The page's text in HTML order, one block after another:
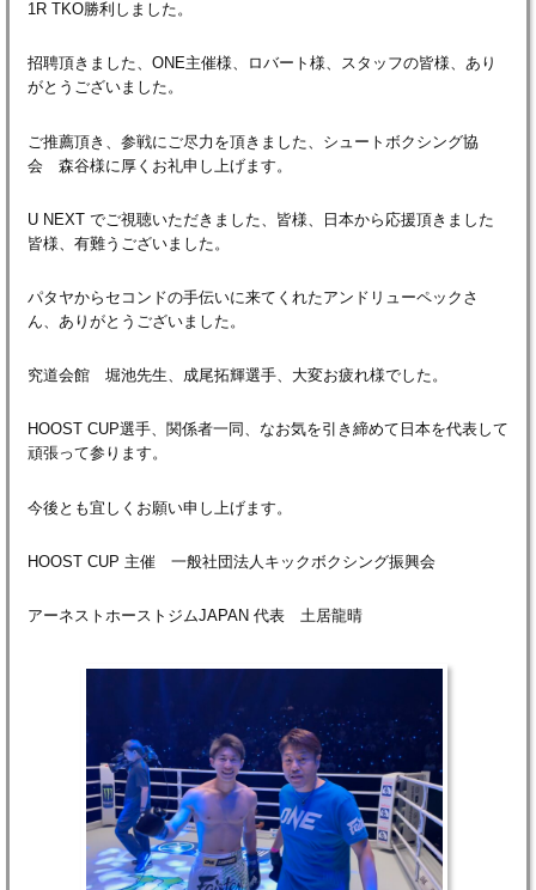
1R TKO勝利しました。
招聘頂きました、ONE主催様、ロバート様、スタッフの皆様、あり
がとうございました。
ご推薦頂き、参戦にご尽力を頂きました、シュートボクシング協
会 森谷様に厚くお礼申し上げます。
U NEXT でご視聴いただきました、皆様、日本から応援頂きました
皆様、有難うございました。
パタヤからセコンドの手伝いに来てくれたアンドリューペックさ
ん、ありがとうございました。
究道会館 堀池先生、成尾拓輝選手、大変お疲れ様でした。
HOOST CUP選手、関係者一同、なお気を引き締めて日本を代表して
頑張って参ります。
今後とも宜しくお願い申し上げます。
HOOST CUP 主催 一般社団法人キックボクシング振興会
アーネストホーストジムJAPAN 代表 土居龍晴